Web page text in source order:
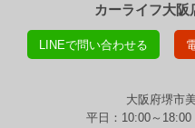
カーライフ大阪
LINEで問い合わせる
大阪府堺市
平日：10:00～